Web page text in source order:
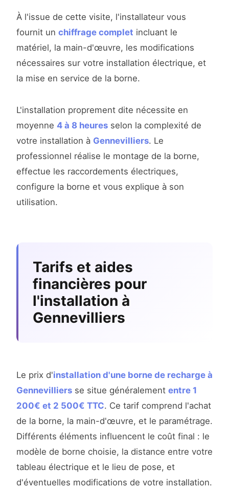
À l'issue de cette visite, l'installateur vous
fournit un chiffrage complet incluant le
matériel, la main-d'œuvre, les modifications
nécessaires sur votre installation électrique, et
la mise en service de la borne.
L'installation proprement dite nécessite en
moyenne 4 à 8 heures selon la complexité de
votre installation à Gennevilliers. Le
professionnel réalise le montage de la borne,
effectue les raccordements électriques,
configure la borne et vous explique à son
utilisation.
Tarifs et aides
financières pour
l'installation à
Gennevilliers
Le prix d'installation d'une borne de recharge à
Gennevilliers se situe généralement entre 1
200€ et 2 500€ TTC. Ce tarif comprend l'achat
de la borne, la main-d'œuvre, et le paramétrage.
Différents éléments influencent le coût final : le
modèle de borne choisie, la distance entre votre
tableau électrique et le lieu de pose, et
d'éventuelles modifications de votre installation.